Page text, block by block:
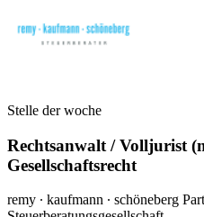
Stelle der woche
Rechtsanwalt / Volljurist
Gesellschaftsrecht
remy ∙ kaufmann ∙ schöneberg